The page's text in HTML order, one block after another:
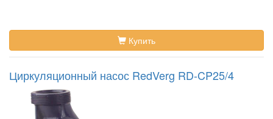
Купить
Циркуляционный насос RedVerg RD-CP25/4